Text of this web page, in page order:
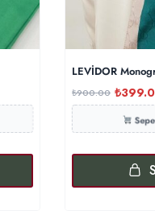
LEVİDOR
₺900.00 ₺